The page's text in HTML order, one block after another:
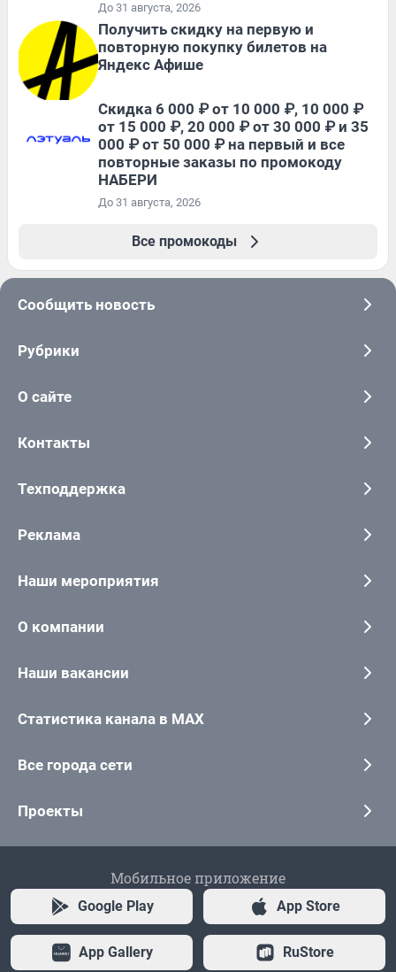
До 31 августа, 2026
Получить скидку на первую и
повторную покупку билетов на
Яндекс Афише
Скидка 6 000 ₽ от 10 000 ₽, 10 000 ₽
от 15 000 ₽, 20 000 ₽ от 30 000 ₽ и 35
000 ₽ от 50 000 ₽ на первый и все
повторные заказы по промокоду
НАБЕРИ
До 31 августа, 2026
Все промокоды
Сообщить новость
Рубрики
О сайте
Контакты
Техподдержка
Реклама
Наши мероприятия
О компании
Наши вакансии
Статистика канала в MAX
Все города сети
Проекты
Мобильное приложение
Google Play App Store
App Gallery RuStore